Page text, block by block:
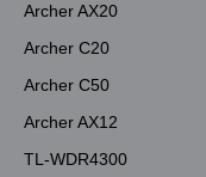
Archer AX20
Archer C20
Archer C50
Archer AX12
TL-WDR4300